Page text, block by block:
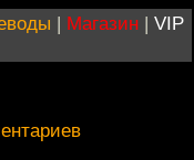
| Магазин | VIP